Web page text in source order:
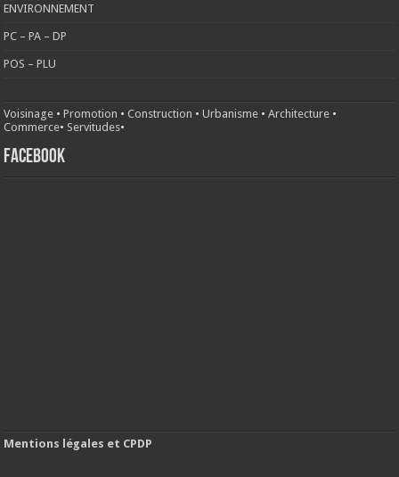
ENVIRONNEMENT
PC – PA – DP
POS – PLU
Voisinage •Promotion •Construction •Urbanisme •Architecture •
Commerce• Servitudes•
FACEBOOK
Mentions légales et CPDP